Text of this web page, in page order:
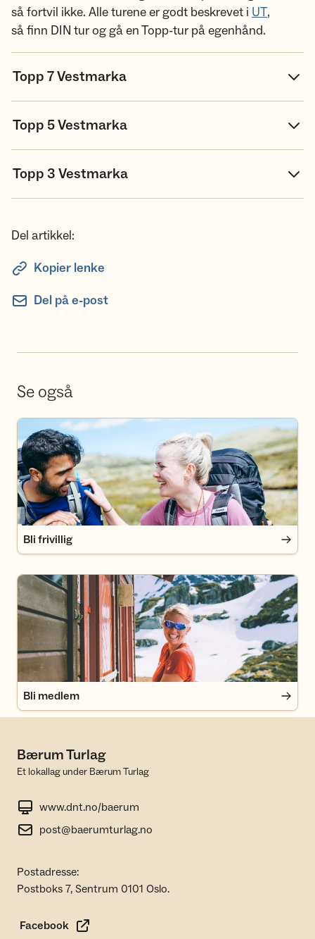
så fortvil ikke. Alle turene er godt beskrevet i UT,
så finn DIN tur og gå en Topp-tur på egenhånd.
Topp 7 Vestmarka
Topp 5 Vestmarka
Topp 3 Vestmarka
Del artikkel:
Kopier lenke
Del på e-post
Se også
Bli frivillig
Bli frivillig
Bli medlem
Bli medlem
Bærum Turlag
Et lokallag under Bærum Turlag
www.dnt.no/baerum
post@baerumturlag.no
Postadresse:
Postboks 7, Sentrum 0101 Oslo.
Facebook